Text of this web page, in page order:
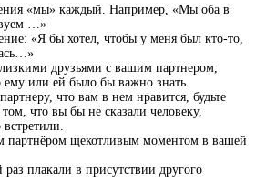
«мы» каждый. Например, «Мы оба в
…»
«Я бы хотел, чтобы у меня был кто-то,
друзьями с вашим партнером,
ему или ей было бы важно знать.
что вам в нем нравится, будьте
том, что вы бы не сказали человеку,
партнёром щекотливым моментом в вашей
плакали в присутствии другого